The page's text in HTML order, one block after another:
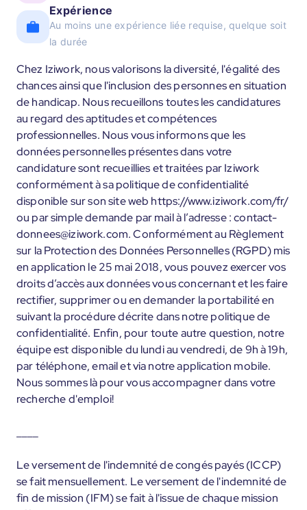
Expérience
Au moins une expérience liée requise, quelque soit
la durée
Chez Iziwork, nous valorisons la diversité, l'égalité des
chances ainsi que l'inclusion des personnes en situation
de handicap. Nous recueillons toutes les candidatures
au regard des aptitudes et compétences
professionnelles. Nous vous informons que les
données personnelles présentes dans votre
candidature sont recueillies et traitées par Iziwork
conformément à sa politique de confidentialité
disponible sur son site web https://www.iziwork.com/fr/
ou par simple demande par mail à l’adresse : contact-
donnees@iziwork.com. Conformément au Règlement
sur la Protection des Données Personnelles (RGPD) mis
en application le 25 mai 2018, vous pouvez exercer vos
droits d’accès aux données vous concernant et les faire
rectifier, supprimer ou en demander la portabilité en
suivant la procédure décrite dans notre politique de
confidentialité. Enfin, pour toute autre question, notre
équipe est disponible du lundi au vendredi, de 9h à 19h,
par téléphone, email et via notre application mobile.
Nous sommes là pour vous accompagner dans votre
recherche d'emploi!
Le versement de l'indemnité de congés payés (ICCP)
se fait mensuellement. Le versement de l'indemnité de
fin de mission (IFM) se fait à l'issue de chaque mission